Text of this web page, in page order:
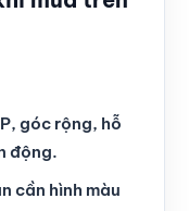
góc rộng, hỗ
động.
cần hình màu